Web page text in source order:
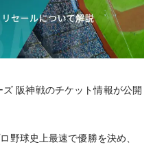
阪神戦のチケット情報が公開
野球史上最速で優勝を決め、